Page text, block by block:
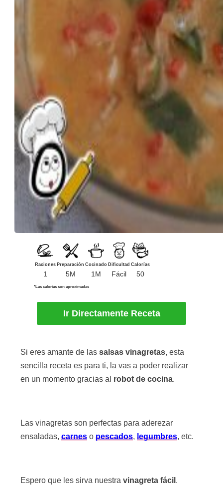
Raciones
1
Preparación
5M
Cocinado
1M
Dificultad
Fácil
Calorías
50
*Las calorías son aproximadas
Ir Directamente Receta
Si eres amante de las salsas vinagretas, esta
sencilla receta es para ti, la vas a poder realizar
en un momento gracias al robot de cocina.
Las vinagretas son perfectas para aderezar
ensaladas, carnes o pescados, legumbres, etc.
Espero que les sirva nuestra vinagreta fácil .